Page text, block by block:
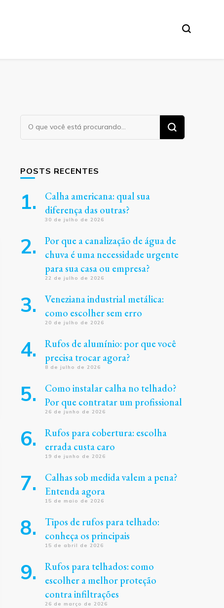
Procurando
algo?
POSTS RECENTES
Calha americana: qual sua
diferença das outras?
30 de julho de 2026
Por que a canalização de água de
chuva é uma necessidade urgente
para sua casa ou empresa?
22 de julho de 2026
Veneziana industrial metálica:
como escolher sem erro
20 de julho de 2026
Rufos de alumínio: por que você
precisa trocar agora?
8 de julho de 2026
Como instalar calha no telhado?
Por que contratar um profissional
26 de junho de 2026
Rufos para cobertura: escolha
errada custa caro
19 de junho de 2026
Calhas sob medida valem a pena?
Entenda agora
15 de maio de 2026
Tipos de rufos para telhado:
conheça os principais
15 de abril de 2026
Rufos para telhados: como
escolher a melhor proteção
contra infiltrações
26 de março de 2026